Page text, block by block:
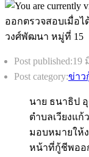
Post published:19
Post category:ข่าว
นาย ธนาธิป
ตำบลเวียงแก้ว
มอบหมายให้
หน้าที่กู้ชีพออ